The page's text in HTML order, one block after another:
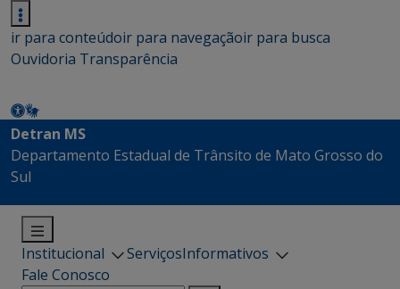
ir para conteúdoir para navegaçãoir para busca
Ouvidoria Transparência
Detran MS
Departamento Estadual de Trânsito de Mato Grosso do
Sul
Institucional ServiçosInformativos
Fale Conosco